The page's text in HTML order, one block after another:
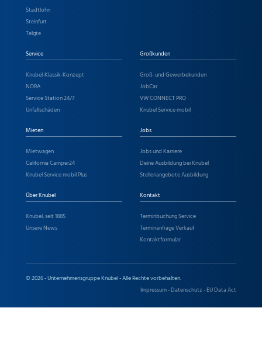
Stadtlohn
Steinfurt
Telgte
Service
Knubel-Klassik-Konzept
NORA
Service Station 24/7
Unfallschäden
Großkunden
Groß- und Gewerbekunden
JobCar
VW CONNECT PRO
Knubel Service mobil
Mieten
Mietwagen
California Camper24
Knubel Service mobil Plus
Jobs
Jobs und Karriere
Deine Ausbildung bei Knubel
Stellenangebote Ausbildung
Über Knubel
Knubel, seit 1885
Unsere News
Kontakt
Terminbuchung Service
Terminanfrage Verkauf
Kontaktformular
© 2026 - Unternehmensgruppe Knubel - Alle Rechte vorbehalten.
Impressum-Datenschutz-EU Data Act